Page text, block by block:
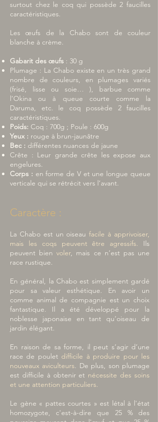
surtout chez le coq qui possède 2 faucilles
caractéristiques.
Les œufs de la Chabo sont de couleur
blanche à crème.
Gabarit des œufs : 30 g
Plumage : La Chabo existe en un très grand
nombre de couleurs, en plumages variés
(frisé, lisse ou soie… ), barbue comme
l’Okina ou à queue courte comme la
Daruma, etc. le coq possède 2 faucilles
caractéristiques.
Poids: Coq : 700g ; Poule : 600g
Yeux : rouge à brun-jaunâtre
Bec : différentes nuances de jaune
Crête : Leur grande crête les expose aux
engelures.
Corps : en forme de V et une longue queue
verticale qui se rétrécit vers l’avant.
Caractère :
La Chabo est un oiseaufacile à apprivoiser,
mais les coqs peuvent être agressifs. Ils
peuvent bienvoler, mais ce n’est pas une
race rustique.
En général, la Chabo est simplement gardé
pour sa valeur esthétique. En avoir un
comme animal de compagnie est un choix
fantastique. Il a été développé pour la
noblesse japonaise en tant qu’oiseau de
jardin élégant.
En raison de sa forme, il peut s’agir d’une
race de poulet difficile à produire pour les
nouveaux aviculteurs. De plus, son plumage
est difficile à obtenir et nécessite des soins
et une attention particuliers.
Le gène « pattes courtes » est létal à l'état
homozygote, c'est-à-dire que 25 % des